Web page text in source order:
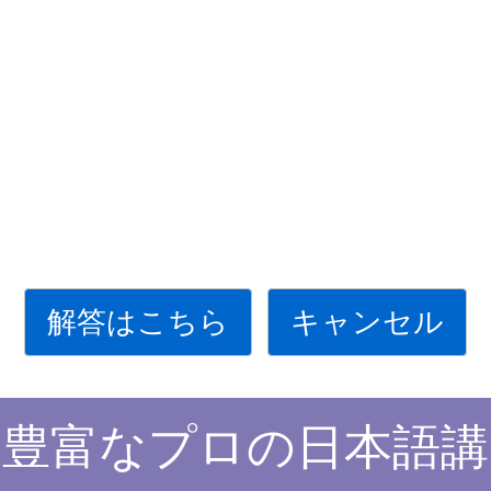
解答はこちら キャンセル
富なプロの日本語